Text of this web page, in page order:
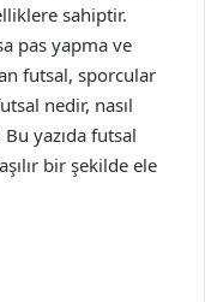
sahiptir.
pas yapma ve
futsal, sporcular
nedir, nasıl
yazıda futsal
bir şekilde ele